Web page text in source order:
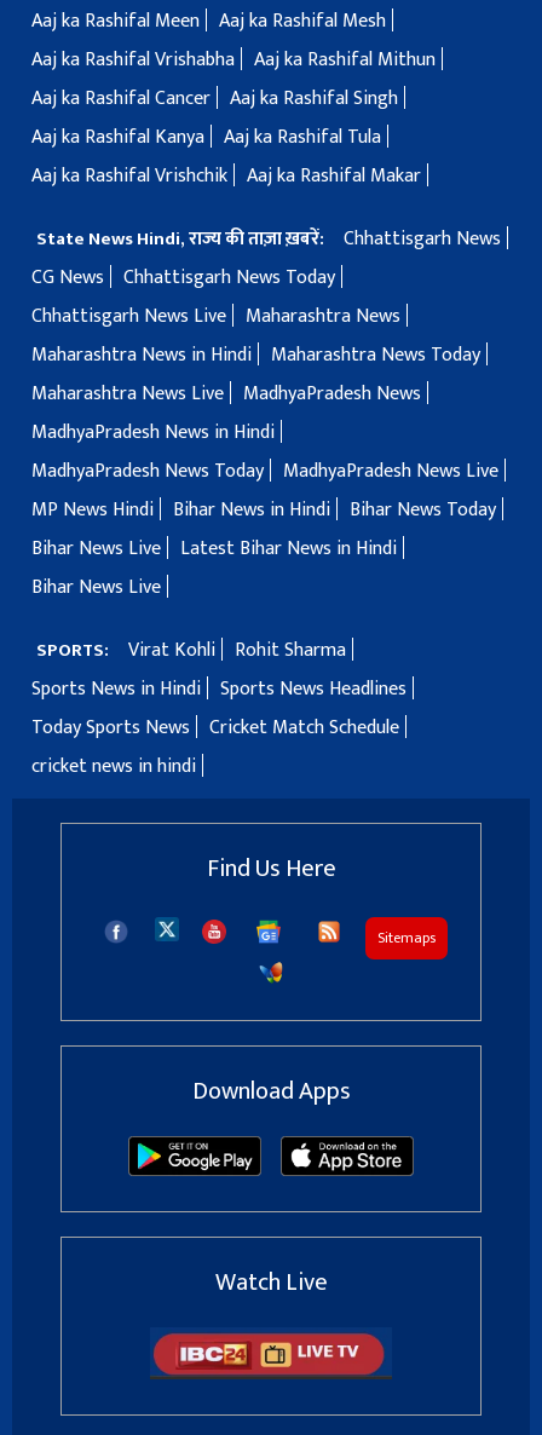
Aaj ka Rashifal Meen Aaj ka Rashifal Mesh
Aaj ka Rashifal Vrishabha Aaj ka Rashifal Mithun
Aaj ka Rashifal Cancer Aaj ka Rashifal Singh
Aaj ka Rashifal Kanya Aaj ka Rashifal Tula
Aaj ka Rashifal Vrishchik Aaj ka Rashifal Makar
State News Hindi, राज्य की ताज़ा ख़बरें:
Chhattisgarh News
CG News
Chhattisgarh News Today
Chhattisgarh News Live
Maharashtra News
Maharashtra News in Hindi
Maharashtra News Today
Maharashtra News Live
MadhyaPradesh News
MadhyaPradesh News in Hindi
MadhyaPradesh News Today
MadhyaPradesh News Live
MP News Hindi
Bihar News in Hindi
Bihar News Today
Bihar News Live
Latest Bihar News in Hindi
Bihar News Live
SPORTS: Virat Kohli
Rohit Sharma
Sports News in Hindi Sports News Headlines
Today Sports News
Cricket Match Schedule
cricket news in hindi
Find Us Here
Sitemaps
Download Apps
Watch Live